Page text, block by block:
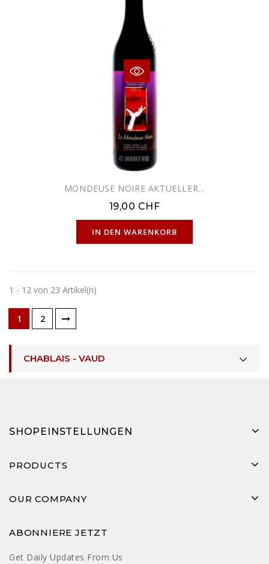
MONDEUSE NOIRE AKTUELLER...
19,00 CHF
IN DEN WARENKORB
1 - 12 von 23 Artikel(n)
1 2
CHABLAIS - VAUD
SHOPEINSTELLUNGEN
PRODUCTS
OUR COMPANY
ABONNIERE JETZT
Get Daily Updates From Us